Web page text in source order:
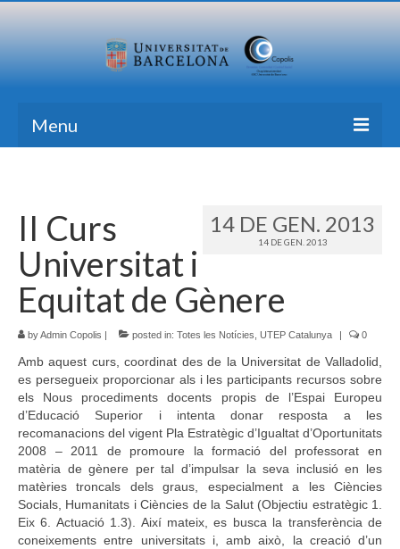
Menu
Formació
Transferència
Publicacions
Totes les Notícies
Contacte
Idioma:
14 DE GEN. 2013
14 DE GEN. 2013
II Curs
Universitat i
Equitat de Gènere
byAdmin Copolis | posted in: Totes les Notícies UTEP Catalunya | 0
Amb aquest curs, coordinat des de la Universitat de Valladolid,
es persegueix proporcionar als i les participants recursos sobre
els Nous procediments docents propis de l’Espai Europeu
d’Educació Superior i intenta donar resposta a les
recomanacions del vigent Pla Estratègic d’Igualtat d’Oportunitats
2008 – 2011 de promoure la formació del professorat en
matèria de gènere per tal d’impulsar la seva inclusió en les
matèries troncals dels graus, especialment a les Ciències
Socials, Humanitats i Ciències de la Salut (Objectiu estratègic 1.
Eix 6. Actuació 1.3). Així mateix, es busca la transferència de
coneixements entre universitats i, amb això, la creació d’un